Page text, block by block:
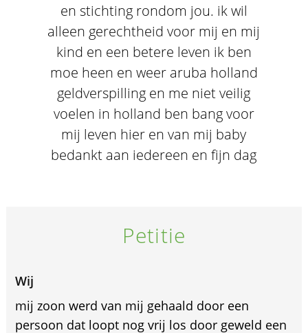
en stichting rondom jou. ik wil
alleen gerechtheid voor mij en mij
kind en een betere leven ik ben
moe heen en weer aruba holland
geldverspilling en me niet veilig
voelen in holland ben bang voor
mij leven hier en van mij baby
bedankt aan iedereen en fijn dag
Petitie
Wij
mij zoon werd van mij gehaald door een
persoon dat loopt nog vrij los door geweld een